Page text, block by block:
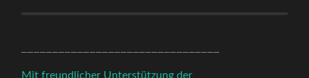
Mit freundlicher Unterstützung der